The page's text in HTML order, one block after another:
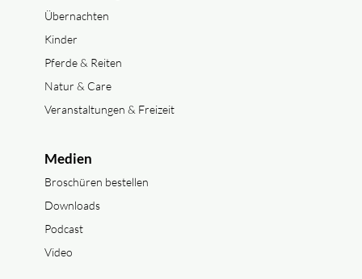
Übernachten
Kinder
Pferde & Reiten
Natur & Care
Veranstaltungen & Freizeit
Medien
Broschüren bestellen
Downloads
Podcast
Video